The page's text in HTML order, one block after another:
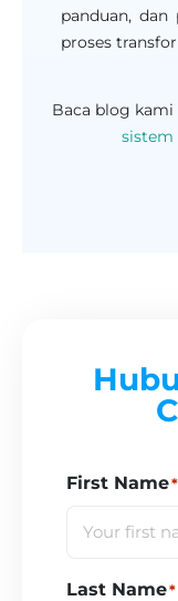
panduan, dan
proses
Baca blog
sistem
First Name*
Last Name*